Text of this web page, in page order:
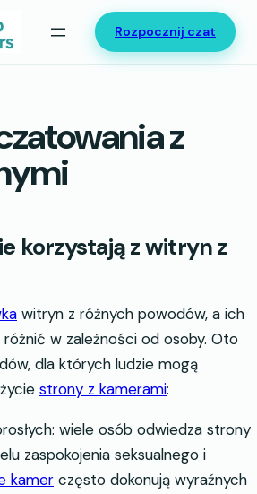
Rozpocznij czat
z
korzystają z witryn z
witryn z różnych powodów, a ich
w zależności od osoby. Oto
dla których ludzie mogą
strony z kamerami:
wiele osób odwiedza strony
zaspokojenia seksualnego i
kamer często dokonują wyraźnych